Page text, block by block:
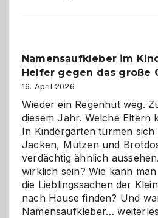
Namensaufkleber im
Helfer gegen das große
16. April 2026
Wieder ein Regenhut weg.
diesem Jahr. Welche Eltern
In Kindergärten türmen sich
Jacken, Mützen und
verdächtig ähnlich
wirklich sein? Wie kann
die Lieblingssachen der
nach Hause finden? Und
Namensaufkleber…